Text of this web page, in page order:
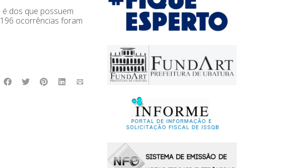
dos que possuem
ocorrências foram